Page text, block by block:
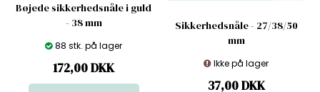
Bøjede sikkerhedsnåle i guld
- 38 mm
88 stk. på lager
172,00DKK
Sikkerhedsnåle - 27/38/50
mm
Ikke på lager
37,00DKK